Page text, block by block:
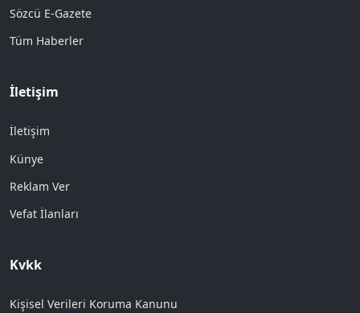
Sözcü E-Gazete
Tüm Haberler
İletişim
İletişim
Künye
Reklam Ver
Vefat İlanları
Kvkk
Kişisel Verileri Koruma Kanunu